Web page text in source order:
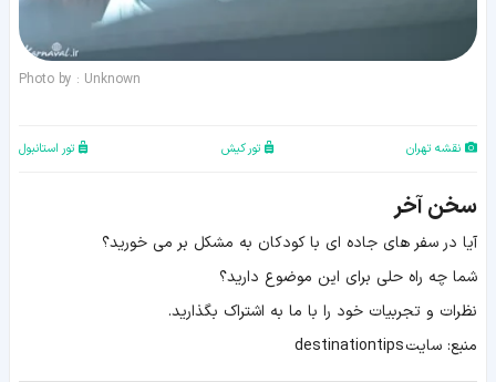
Photo by : Unknown
نقشه تهران تور کیش تور استانبول
سخن آخر
آیا در سفر های جاده ای با کودکان به مشکل بر می خورید؟
شما چه راه حلی برای این موضوع دارید؟
نظرات و تجربیات خود را با ما به اشتراک بگذارید.
منبع: سایت destinationtips